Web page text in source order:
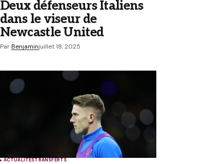
Deux défenseurs Italiens
dans le viseur de
Newcastle United
Par Benjaminjuillet 18, 2025
ACTUALITÉSTRANSFERTS